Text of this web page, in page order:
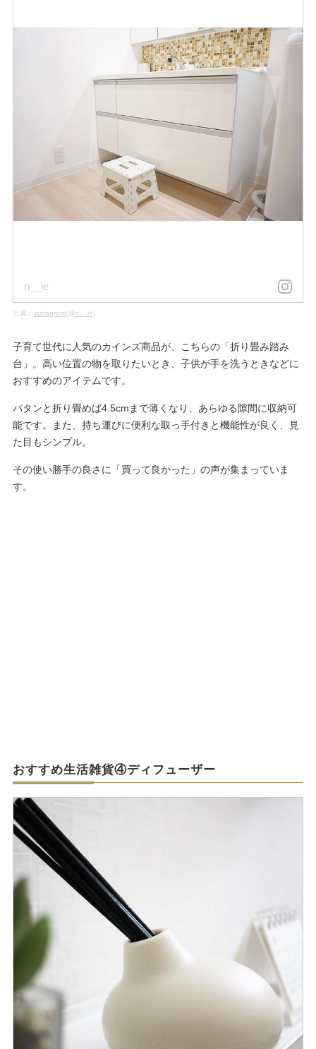
n__ie
出典： instagram(@n__ie)
子育て世代に人気のカインズ商品が、こちらの「折り畳み踏み
台」。高い位置の物を取りたいとき、子供が手を洗うときなどに
おすすめのアイテムです。
パタンと折り畳めば4.5cmまで薄くなり、あらゆる隙間に収納可
能です。また、持ち運びに便利な取っ手付きと機能性が良く、見
た目もシンプル。
その使い勝手の良さに「買って良かった」の声が集まっていま
す。
おすすめ生活雑貨④ディフューザー